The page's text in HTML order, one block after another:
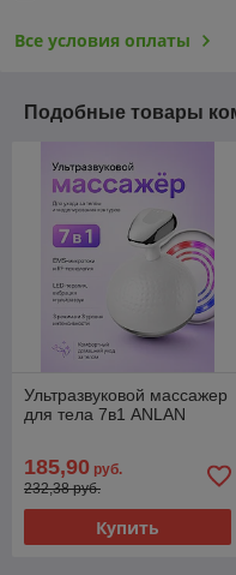
Все условия оплаты
Подобные товары
Ультразвуковой массажер
для тела 7в1 ANLAN
185,90 руб.
232,38 руб.
Купить